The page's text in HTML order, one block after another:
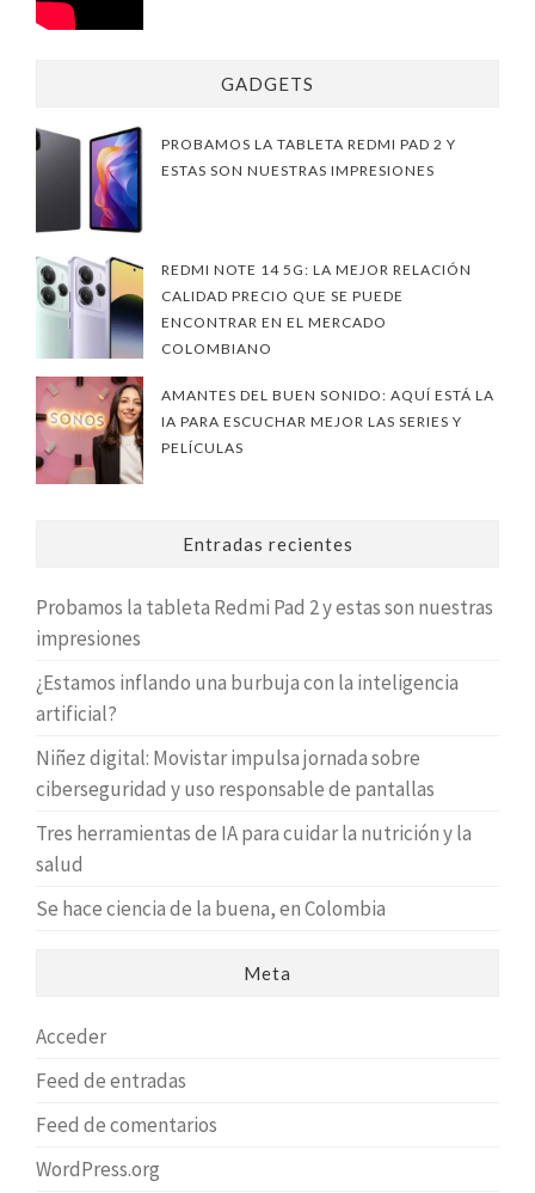
GADGETS
PROBAMOS LA TABLETA REDMI PAD 2 Y
ESTAS SON NUESTRAS IMPRESIONES
REDMI NOTE 14 5G: LA MEJOR RELACIÓN
CALIDAD PRECIO QUE SE PUEDE
ENCONTRAR EN EL MERCADO
COLOMBIANO
AMANTES DEL BUEN SONIDO: AQUÍ ESTÁ LA
IA PARA ESCUCHAR MEJOR LAS SERIES Y
PELÍCULAS
Entradas recientes
Probamos la tableta Redmi Pad 2 y estas son nuestras
impresiones
¿Estamos inflando una burbuja con la inteligencia
artificial?
Niñez digital: Movistar impulsa jornada sobre
ciberseguridad y uso responsable de pantallas
Tres herramientas de IA para cuidar la nutrición y la
salud
Se hace ciencia de la buena, en Colombia
Meta
Acceder
Feed de entradas
Feed de comentarios
WordPress.org